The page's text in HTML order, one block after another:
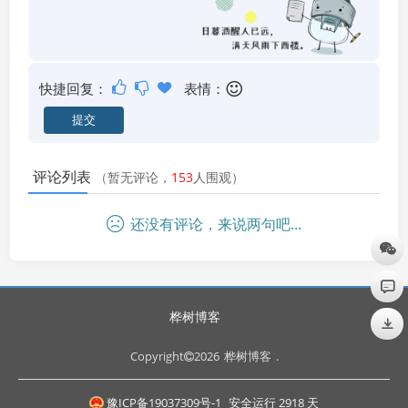
快捷回复： 表情：
评论列表 （暂无评论， 153人围观）
还没有评论，来说两句吧...
桦树博客
Copyright 2026 桦树博客 .
豫ICP备19037309号-1 安全运行2918 天